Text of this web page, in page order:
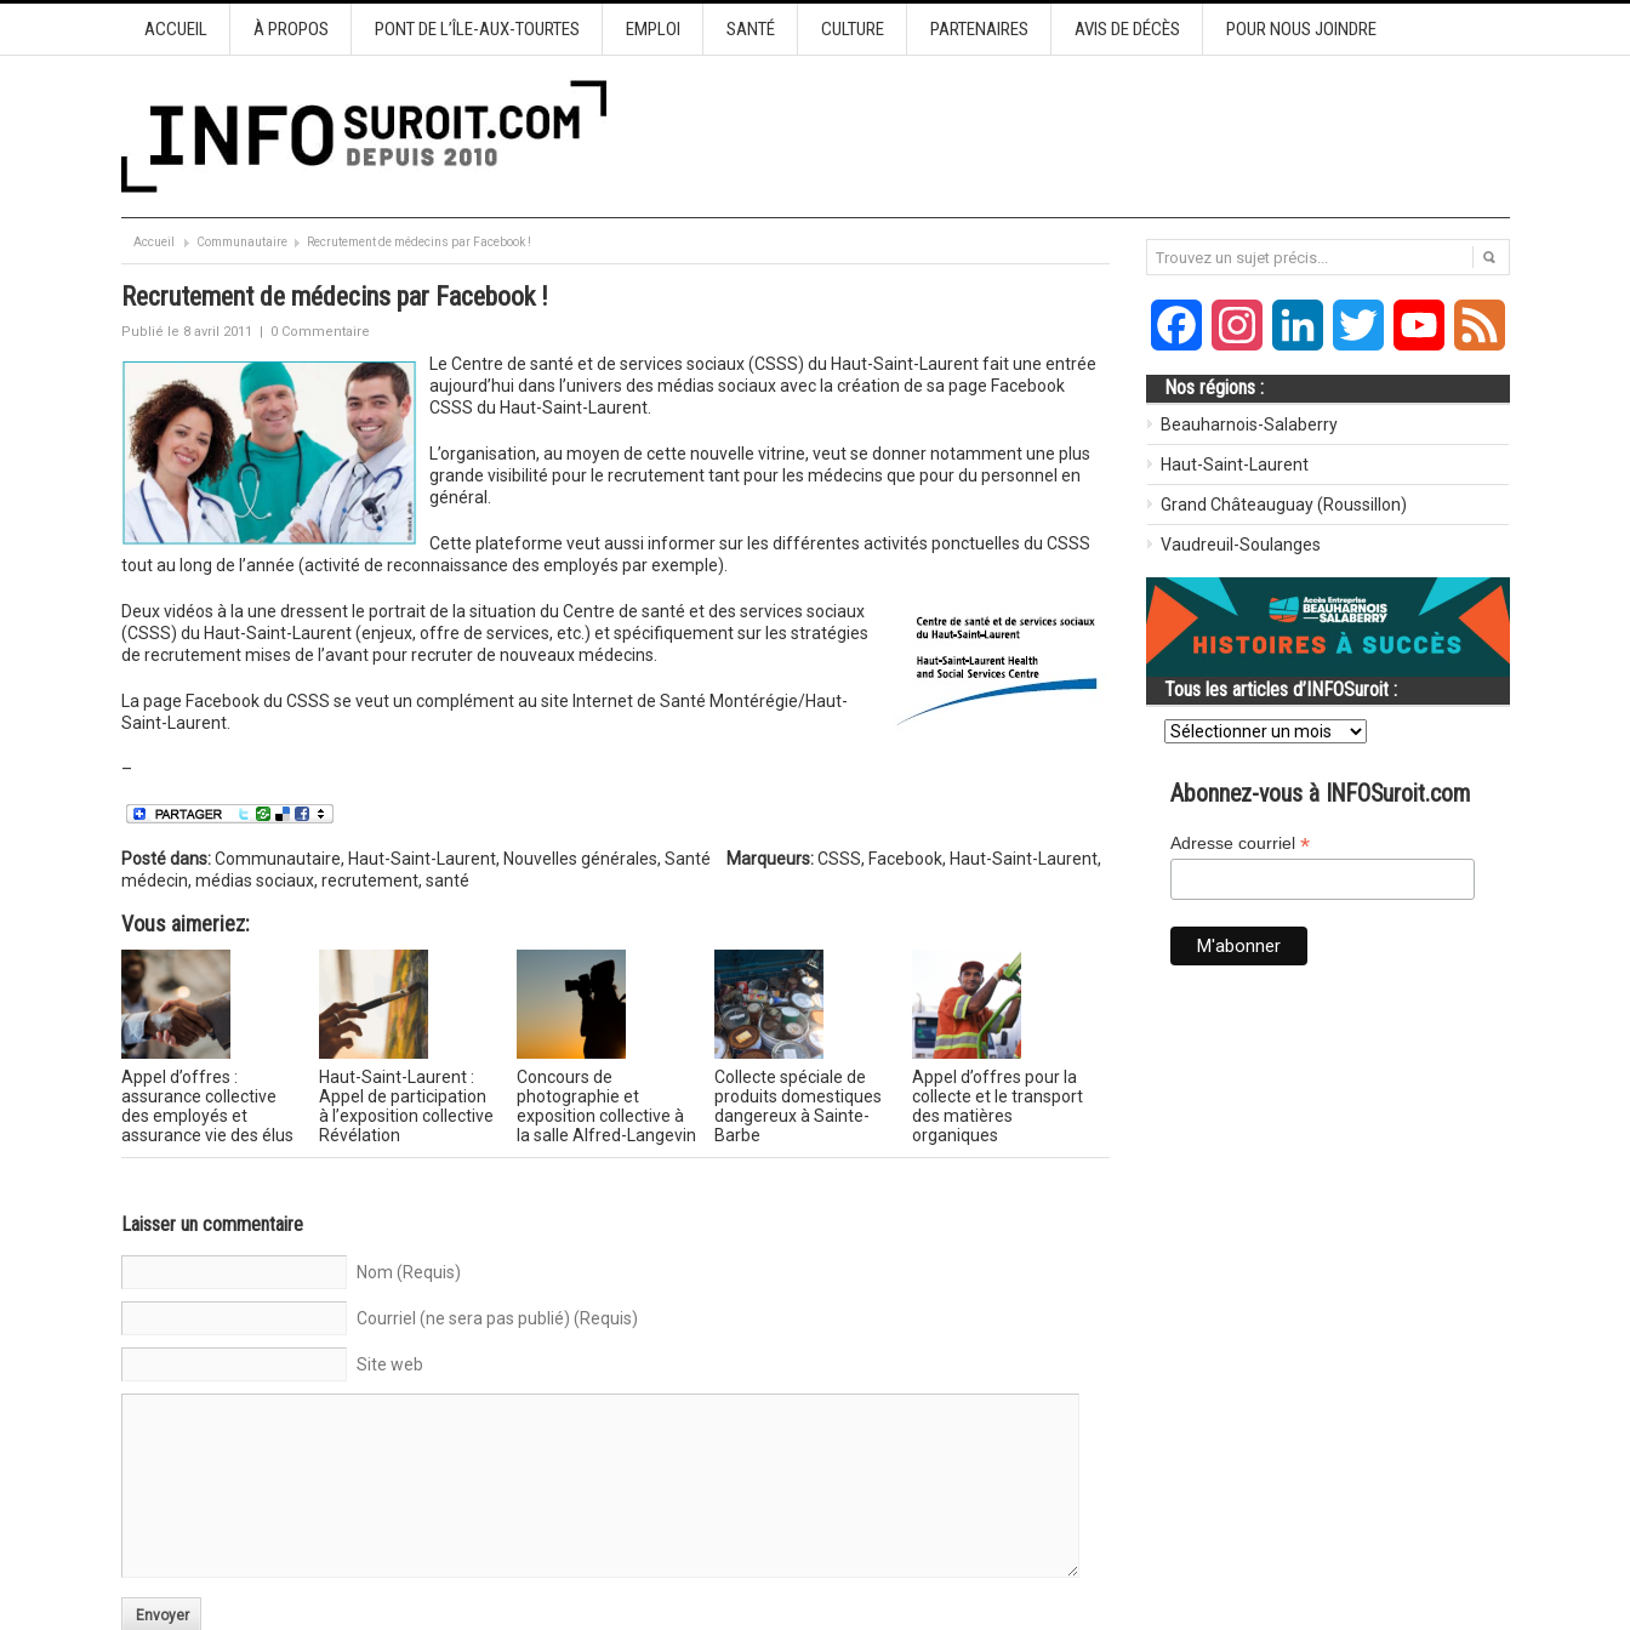
ACCUEIL À PROPOS PONT DE L’ÎLE-AUX-TOURTES EMPLOI SANTÉ CULTURE PARTENAIRES AVIS DE DÉCÈS POUR NOUS JOINDRE
Accueil Communautaire Recrutement de médecins par Facebook !
Recrutement de médecins par Facebook !
Publié le 8 avril 2011 | 0 Commentaire
Le Centre de santé et de services sociaux (CSSS) du Haut-Saint-Laurent fait une entrée
aujourd’hui dans l’univers des médias sociaux avec la création de sa page Facebook
CSSS du Haut-Saint-Laurent.
L’organisation, au moyen de cette nouvelle vitrine, veut se donner notamment une plus
grande visibilité pour le recrutement tant pour les médecins que pour du personnel en
général.
Cette plateforme veut aussi informer sur les différentes activités ponctuelles du CSSS
tout au long de l’année (activité de reconnaissance des employés par exemple).
Deux vidéos à la une dressent le portrait de la situation du Centre de santé et des services sociaux
(CSSS) du Haut-Saint-Laurent (enjeux, offre de services, etc.) et spécifiquement sur les stratégies
de recrutement mises de l’avant pour recruter de nouveaux médecins.
La page Facebook du CSSS se veut un complément au site Internet de Santé Montérégie/Haut-
Saint-Laurent.
–
Posté dans:Communautaire, Haut-Saint-Laurent, Nouvelles générales, Santé Marqueurs: CSSS, Facebook, Haut-Saint-Laurent,
médecin, médias sociaux, recrutement, santé
Vous aimeriez:
Appel d’offres :
assurance collective
des employés et
assurance vie des élus
Haut-Saint-Laurent :
Appel de participation
à l’exposition collective
Révélation
Concours de
photographie et
exposition collective à
la salle Alfred-Langevin
Collecte spéciale de
produits domestiques
dangereux à Sainte-
Barbe
Appel d’offres pour la
collecte et le transport
des matières
organiques
Laisser un commentaire
Nom (Requis)
Courriel (ne sera pas publié) (Requis)
Site web
Envoyer
FacebookInstagramLinkedIn Twitter YouTube
Nos régions :
Beauharnois-Salaberry
Haut-Saint-Laurent
Grand Châteauguay (Roussillon)
Vaudreuil-Soulanges
Tous les articles d’INFOSuroit :
Tous
les
d’INFOSuroit
Abonnez-vous à INFOSuroit.com
Adresse courriel *